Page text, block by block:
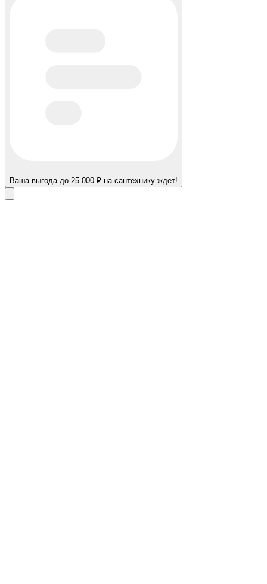
Ваша выгода до 25 000 ₽ на сантехнику ждет!